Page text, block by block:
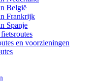
België
Frankrijk
Spanje
en voorzieningen